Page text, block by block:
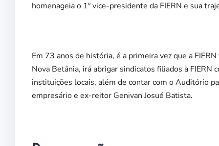
homenageia o 1º vice-presidente da FIERN e sua
Em 73 anos de história, é a primeira vez que a
Nova Betânia, irá abrigar sindicatos filiados à
instituições locais, além de contar com o Auditório
empresário e ex-reitor Genivan Josué Batista.